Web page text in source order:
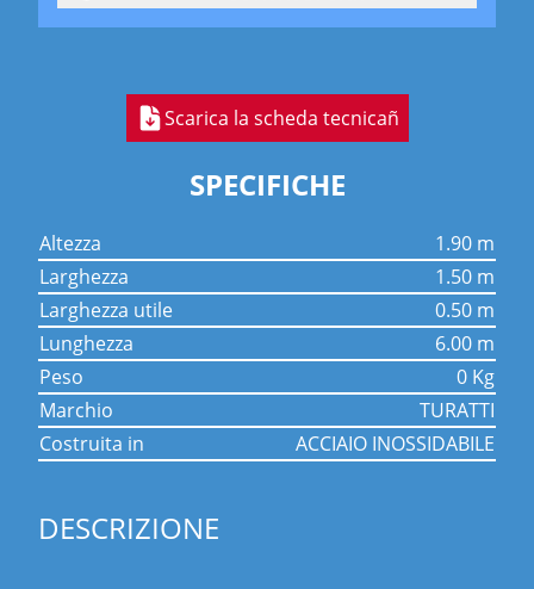
SPECIFICHE
Scarica la scheda tecnicañ
altezza
1.90 m
larghezza
1.50 m
larghezza utile
0.50 m
lunghezza
6.00 m
peso
0 Kg
marchio
TURATTI
costruita in
ACCIAIO INOSSIDABILE
DESCRIZIONE